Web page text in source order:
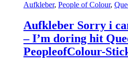
Aufkleber, People of Colour,
Aufkleber Sorry i
– I’m doring hit
PeopleofColour-